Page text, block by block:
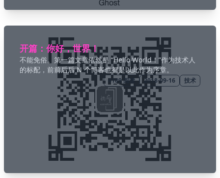
开篇：你好，世界！
不能免俗。第一篇文章依然是 “Hello World！”作为技术人
的标配，前前后后 N 个博客也都是以此作为序章。
4189阅读 2018-09-16 技术